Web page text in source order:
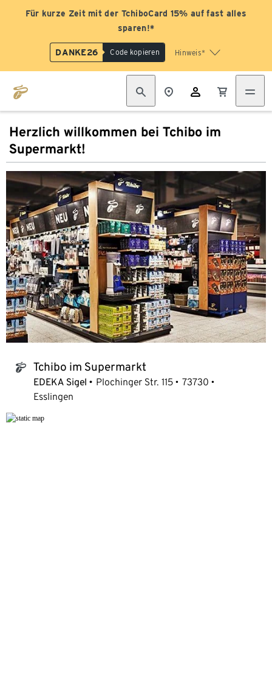
Für kurze Zeit mit der TchiboCard 15% auf fast alles
sparen!*
DANKE26 Code kopieren Hinweis*
Herzlich willkommen bei Tchibo im
Supermarkt!
tchibo_logo Tchibo im Supermarkt
EDEKA Sigel Plochinger Str. 115
73730
Esslingen